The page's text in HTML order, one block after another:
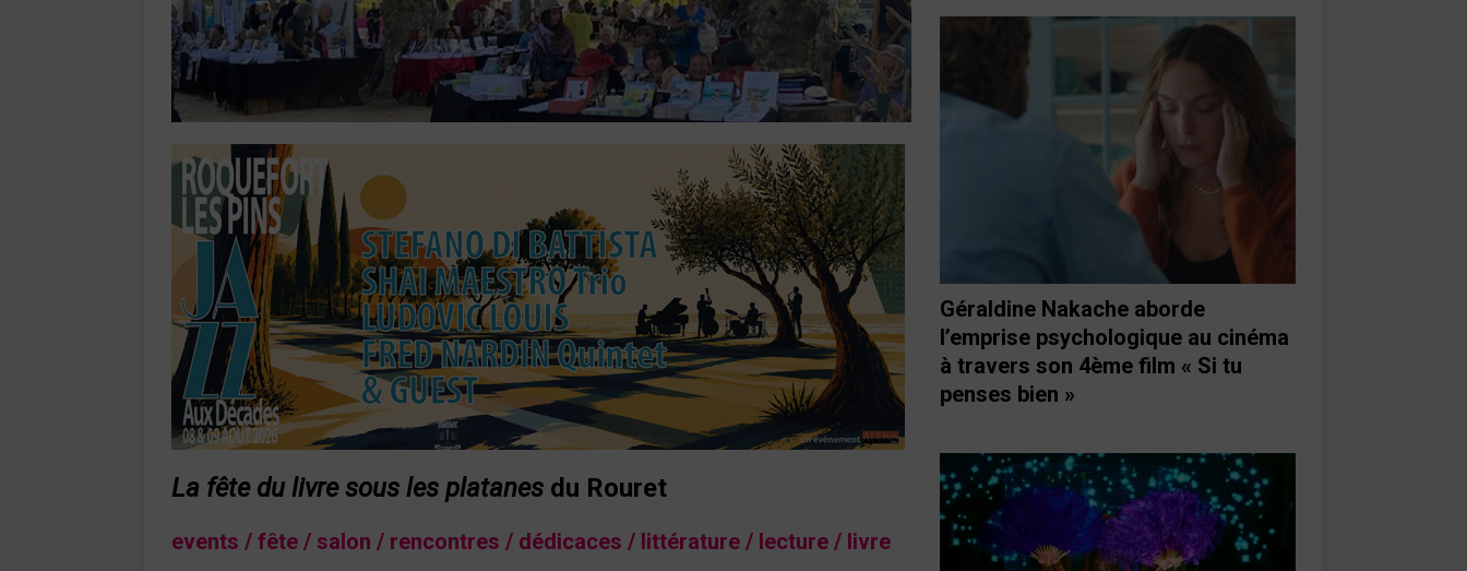
La fête du livre sous les platanes du Rouret
events / fête / salon / rencontres / dédicaces / littérature / lecture / livre
Géraldine Nakache aborde
l’emprise psychologique au cinéma
à travers son 4ème film « Si tu
penses bien »